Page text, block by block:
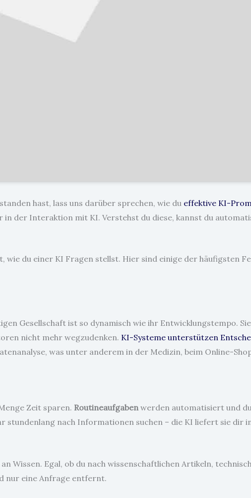
hast, lass uns darüber sprechen, wie du effektive KI-
der Interaktion mit KI. Verstehst du diese, kannst du
wie du einer KI Fragen stellst. Hier sind einige der häufigsten
Gesellschaft ist so dynamisch wie ihr Entwicklungstempo.
nicht mehr wegzudenken. KI-Systeme unterstützen
was unter anderem in der Medizin, beim Online-
Zeit sparen. Routineaufgabenwerden automatisiert und
nach Informationen suchen – die KI liefert sie dir
Wissen. Egal, ob du nach wissenschaftlichen Artikeln,
nur eine Anfrage entfernt.